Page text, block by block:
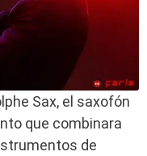
Sax, el saxofón
que combinara
de